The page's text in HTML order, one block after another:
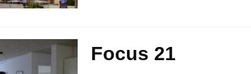
Focus 21